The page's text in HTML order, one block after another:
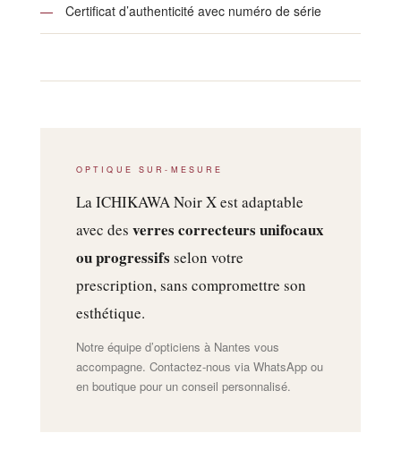
— Certificat d’authenticité avec numéro de série
OPTIQUE SUR-MESURE
La ICHIKAWA Noir X est adaptable
avec des verres correcteurs unifocaux
ou progressifs selon votre
prescription, sans compromettre son
esthétique.
Notre équipe d’opticiens à Nantes vous
accompagne. Contactez-nous via WhatsApp ou
en boutique pour un conseil personnalisé.